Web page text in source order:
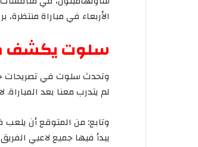
الأربعاء فيمباراةمنتظرة،
سلوتيكشف
وتحدثسلوت فيتصريحات
لميتدربمعنا بعد المباراة. لا
وتابع: من المتوقعأنيلعب
يبدأ فيهاجميعلاعبي الفريق